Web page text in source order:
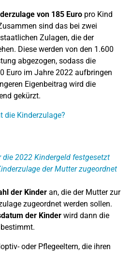
von 185 Euro pro Kind
sind das bei zwei
Zulagen, die der
Diese werden von den 1.600
abgezogen, sodass die
Euro im Jahre 2022 aufbringen
Eigenbeitrag wird die
gekürzt.
die Kinderzulage?
die 2022 Kindergeld festgesetzt
der Mutter zugeordnet
der Kinder an, die der Mutter zur
zugeordnet werden sollen.
der Kinder wird dann die
oder Pflegeeltern, die ihren